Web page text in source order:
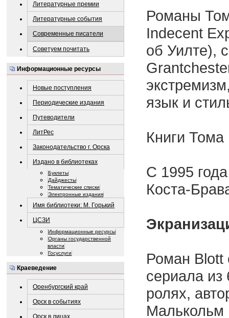
Литературные премии
Литературные события
Современные писатели
Советуем почитать
Информационные ресурсы
Новые поступления
Периодические издания
Путеводители
ЛитРес
Законодательство г. Орска
Издано в библиотеках
Буклеты
Дайджесты
Тематические списки
Электронные издания
Имя библиотеки: М. Горький
ЦСЗИ
Информационные ресурсы
Органы государственной
власти
Госуслуги
Краеведение
Оренбургский край
Орск в событиях
Романы
Indecent
об Уилте),
язык и
Книги
С 1995
Коста-
Роман Blott
сериала
ролях,
Малькольм